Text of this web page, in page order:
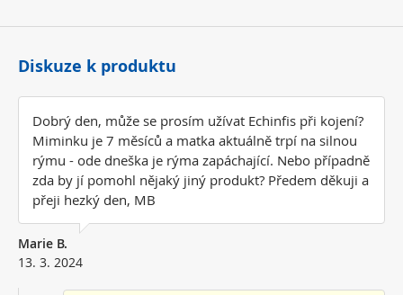
Diskuze k produktu
Dobrý den, může se prosím užívat Echinfis při kojení?
Miminku je 7 měsíců a matka aktuálně trpí na silnou
rýmu - ode dneška je rýma zapáchající. Nebo případně
zda by jí pomohl nějaký jiný produkt? Předem děkuji a
přeji hezký den, MB
Marie B.
13. 3. 2024